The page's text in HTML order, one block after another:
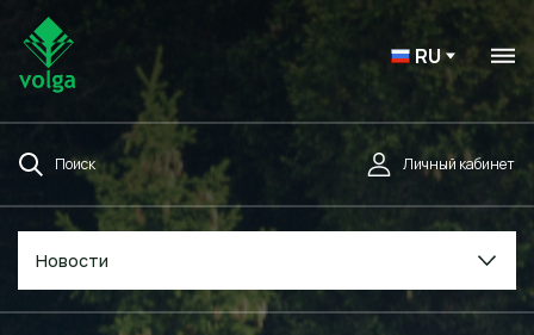
RU
Поиск Личный кабинет
Новости